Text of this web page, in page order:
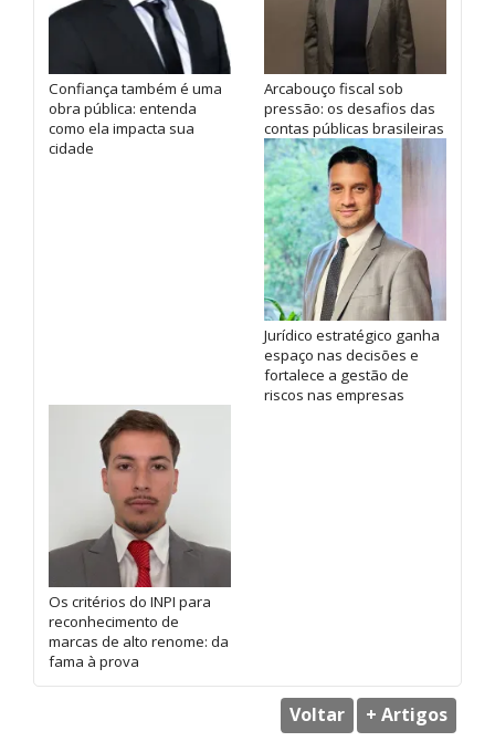
Confiança também é uma
obra pública: entenda
como ela impacta sua
cidade
Arcabouço fiscal sob
pressão: os desafios das
contas públicas brasileiras
Jurídico estratégico ganha
espaço nas decisões e
fortalece a gestão de
riscos nas empresas
Os critérios do INPI para
reconhecimento de
marcas de alto renome: da
fama à prova
Voltar + Artigos